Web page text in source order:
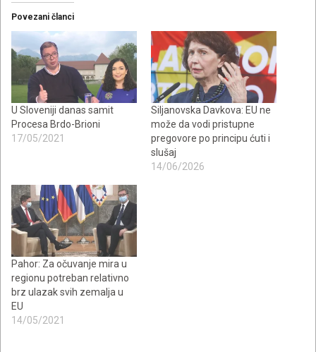
Povezani članci
U Sloveniji danas samit
Procesa Brdo-Brioni
17/05/2021
Siljanovska Davkova: EU ne
može da vodi pristupne
pregovore po principu ćuti i
slušaj
14/06/2026
Pahor: Za očuvanje mira u
regionu potreban relativno
brz ulazak svih zemalja u
EU
14/05/2021